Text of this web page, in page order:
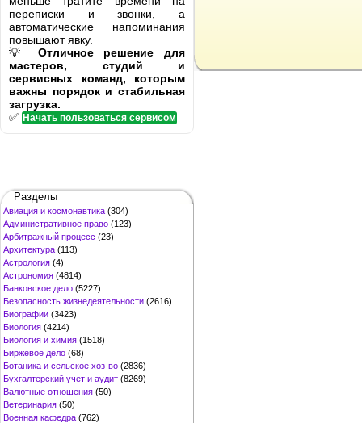
переписки и звонки, а
автоматические напоминания
повышают явку.
💡 Отличное решение для
мастеров, студий и
сервисных команд, которым
важны порядок и стабильная
загрузка.
✅ Начать пользоваться сервисом
Разделы
Авиация и космонавтика (304)
Административное право (123)
Арбитражный процесс (23)
Архитектура (113)
Астрология (4)
Астрономия (4814)
Банковское дело (5227)
Безопасность жизнедеятельности (2616)
Биографии (3423)
Биология (4214)
Биология и химия (1518)
Биржевое дело (68)
Ботаника и сельское хоз-во (2836)
Бухгалтерский учет и аудит (8269)
Валютные отношения (50)
Ветеринария (50)
Военная кафедра (762)